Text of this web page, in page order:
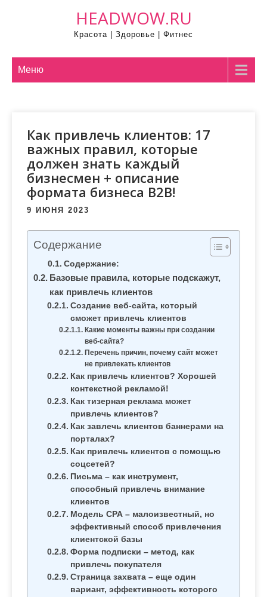
HEADWOW.RU
Красота | Здоровье | Фитнес
Меню
Как привлечь клиентов: 17
важных правил, которые
должен знать каждый
бизнесмен + описание
формата бизнеса B2B!
9 ИЮНЯ 2023
Содержание
Содержание:
Базовые правила, которые подскажут,
как привлечь клиентов
Создание веб-сайта, который
сможет привлечь клиентов
Какие моменты важны при создании
веб-сайта?
Перечень причин, почему сайт может
не привлекать клиентов
Как привлечь клиентов? Хорошей
контекстной рекламой!
Как тизерная реклама может
привлечь клиентов?
Как завлечь клиентов баннерами на
порталах?
Как привлечь клиентов с помощью
соцсетей?
Письма – как инструмент,
способный привлечь внимание
клиентов
Модель СРА – малоизвестный, но
эффективный способ привлечения
клиентской базы
Форма подписки – метод, как
привлечь покупателя
Страница захвата – еще один
вариант, эффективность которого